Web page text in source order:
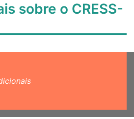
sobre o CRESS-